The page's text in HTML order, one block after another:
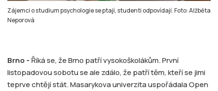
Zájemci o studium psychologie se ptají, studenti odpovídají. Foto: Alžběta
Neporová
Brno - Říká se, že Brno patří vysokoškolákům. První
listopadovou sobotu se ale zdálo, že patří těm, kteří se jimi
teprve chtějí stát. Masarykova univerzita uspořádala Open